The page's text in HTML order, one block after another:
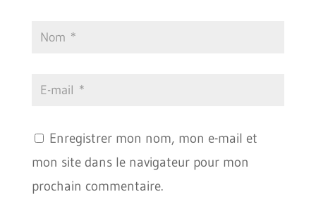
Enregistrer mon nom, mon e-mail et
mon site dans le navigateur pour mon
prochain commentaire.